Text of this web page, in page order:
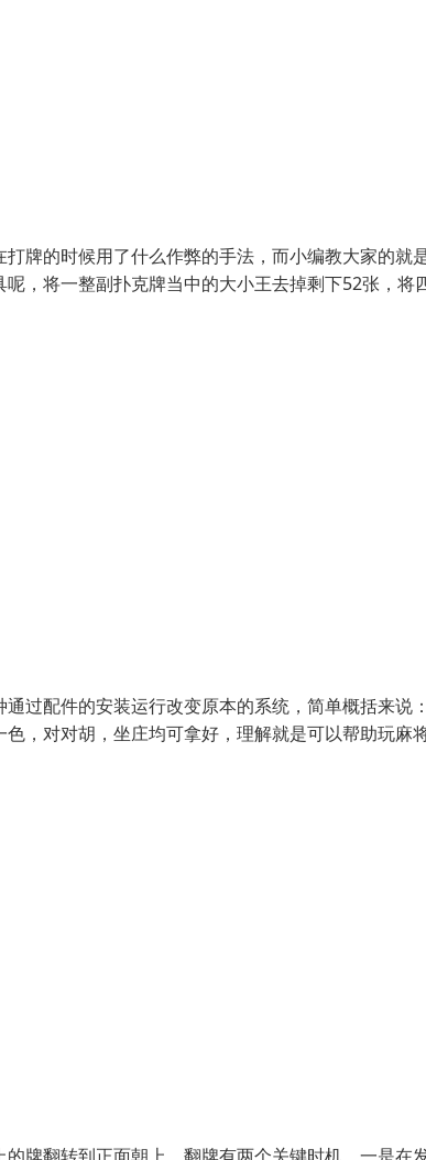
牌的时候用了什么作弊的手法，而小编教大家的就
，将一整副扑克牌当中的大小王去掉剩下52张，将
过配件的安装运行改变原本的系统，简单概括来说
，对对胡，坐庄均可拿好，理解就是可以帮助玩麻